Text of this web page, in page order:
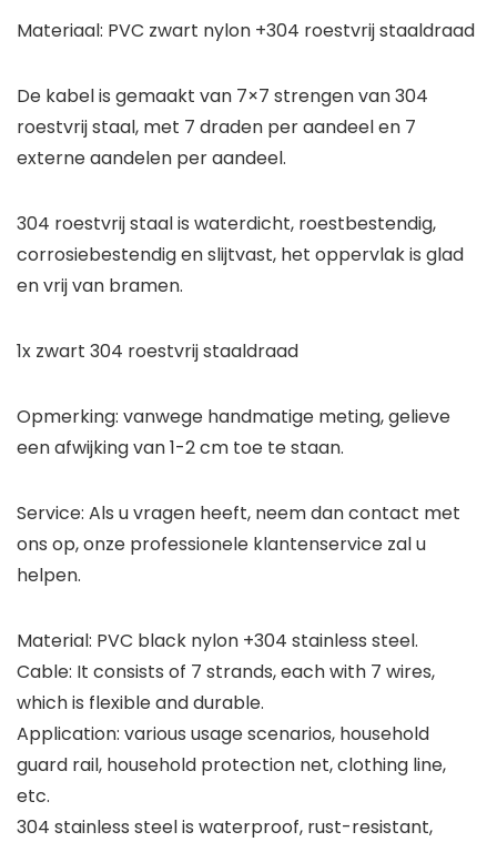
Materiaal: PVC zwart nylon +304 roestvrij staaldraad
De kabel is gemaakt van 7×7 strengen van 304
roestvrij staal, met 7 draden per aandeel en 7
externe aandelen per aandeel.
304 roestvrij staal is waterdicht, roestbestendig,
corrosiebestendig en slijtvast, het oppervlak is glad
en vrij van bramen.
1x zwart 304 roestvrij staaldraad
Opmerking: vanwege handmatige meting, gelieve
een afwijking van 1-2 cm toe te staan.
Service: Als u vragen heeft, neem dan contact met
ons op, onze professionele klantenservice zal u
helpen.
Material: PVC black nylon +304 stainless steel.
Cable: It consists of 7 strands, each with 7 wires,
which is flexible and durable.
Application: various usage scenarios, household
guard rail, household protection net, clothing line,
etc.
304 stainless steel is waterproof, rust-resistant,